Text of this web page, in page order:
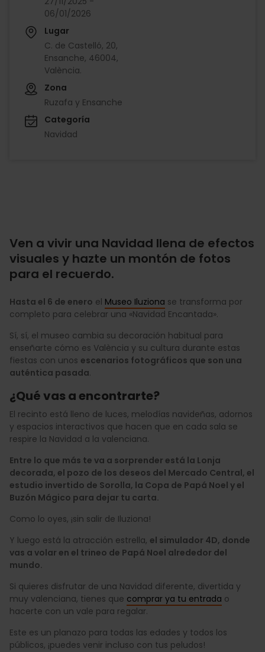
06/01/2026
Lugar
C. de Castelló, 20,
Ensanche, 46004,
València.
Zona
Ruzafa y Ensanche
Categoría
Navidad
Ven a vivir una Navidad llena de efectos
visuales y hazte un montón de fotos
para el recuerdo.
Hasta el 6 de enero el Museo Iluziona se transforma por
completo para celebrar una «Navidad Encantada».
Sí, sí, el museo cambia su decoración habitual para
enseñarte cómo es València y su cultura durante estas
fiestas con unos escenarios fotográficos que son una
auténtica pasada.
¿Qué vas a encontrarte?
El recinto está lleno de luces, melodías navideñas, adornos
y espacios interactivos que hacen que en cada sala se
respire la Navidad a la valenciana.
Entre lo que más te va a sorprender está la Lonja
decorada, el pozo de los deseos del Mercado Central, el
estudio invertido de Sorolla, la Copa de Papá Noel y el
Buzón Mágico para dejar tu carta.
Como lo oyes, ¡sin salir de Iluziona!
Y luego está la atracción estrella, el simulador 4D, donde
vas a volar en el trineo de Papá Noel alrededor del
mundo.
Si quieres disfrutar de una Navidad diferente, divertida y
muy valenciana, tienes que comprar ya tu entrada o
hacerte con un vale para regalar.
Este es un planazo para todas las edades y todos los
públicos, ¡puedes venir incluso con tus peludos!